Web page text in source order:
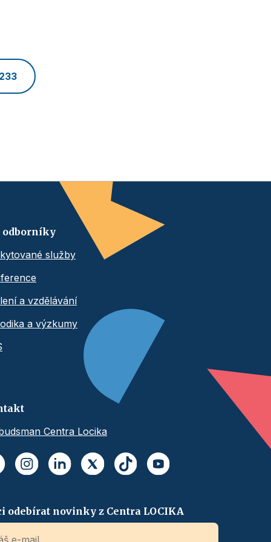
odborníky
služby
a vzdělávání
a výzkumy
Centra Locika
odebírat novinky z Centra LOCIKA